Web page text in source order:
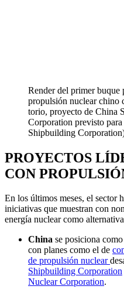
Render del primer buque
propulsión nuclear chino
torio, proyecto de China
Corporation previsto
Shipbuilding
PROYECTOS
CON
En los últimos meses, el sector
iniciativas que muestran con
energía nuclear como
China se posiciona
con planes como el de
de propulsión nuclear
Shipbuilding Corporation
Nuclear Corporation.